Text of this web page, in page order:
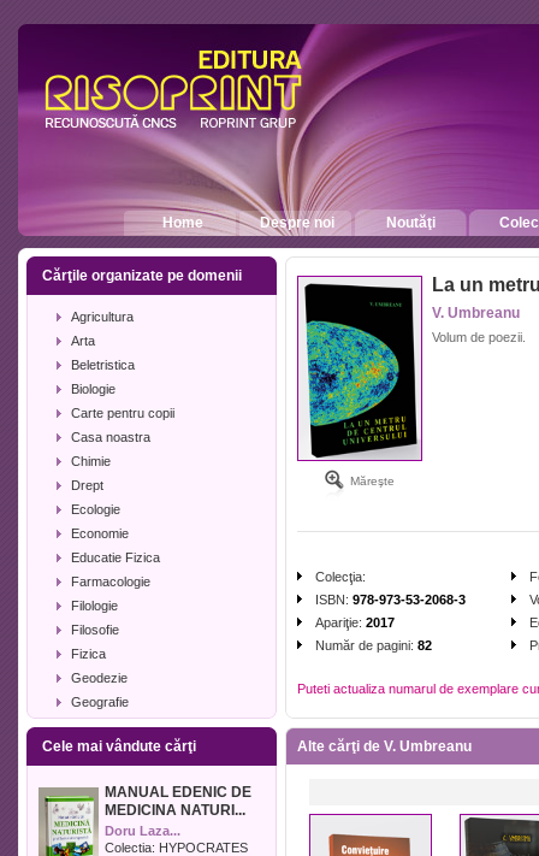
Home Despre noi Noutăţi
Cărţile organizate pe domenii
Agricultura
Arta
Beletristica
Biologie
Carte pentru copii
Casa noastra
Chimie
Drept
Ecologie
Economie
Educatie Fizica
Farmacologie
Filologie
Filosofie
Fizica
Geodezie
Geografie
Geologie
Industrie alimentara
Istorie
Istorie literara
Lexicologie
Cele mai vândute cărţi
MANUAL EDENIC DE
MEDICINA NATURI...
Doru Laza...
Colectia: HYPOCRATES
Măreşte
La un
V. Umbreanu
Volum de poezii.
Colecţia:
ISBN: 978-973-53-2068-3
Apariţie: 2017
Număr de pagini: 82
Puteti actualiza numarul de exemplare
Alte cărţi de V. Umbreanu